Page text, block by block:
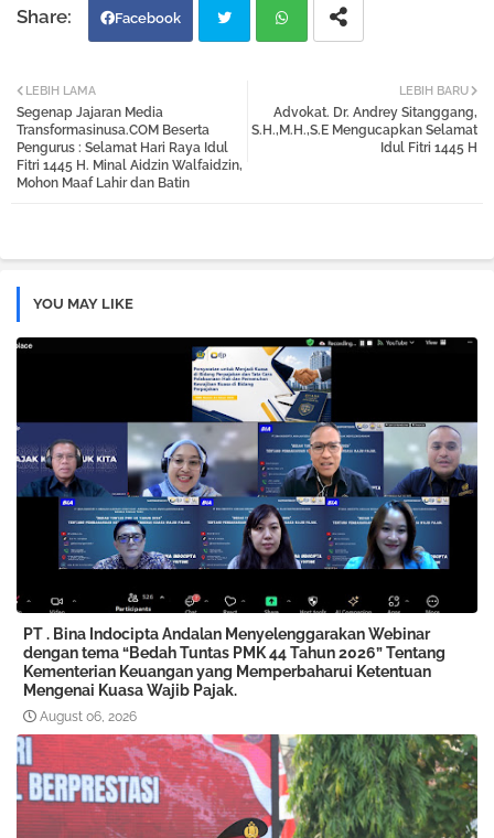
Facebook
atsa
LEBIH BARU
Advokat. Dr. Andrey Sitanggang,
S.H.,M.H.,S.E Mengucapkan Selamat
Idul Fitri 1445 H
LEBIH LAMA
Segenap Jajaran Media
Transformasinusa.COM Beserta
Pengurus : Selamat Hari Raya Idul
Fitri 1445 H. Minal Aidzin Walfaidzin,
Mohon Maaf Lahir dan Batin
YOU MAY LIKE
PT . Bina Indocipta Andalan Menyelenggarakan Webinar
dengan tema “Bedah Tuntas PMK 44 Tahun 2026” Tentang
Kementerian Keuangan yang Memperbaharui Ketentuan
Mengenai Kuasa Wajib Pajak.
August 06, 2026